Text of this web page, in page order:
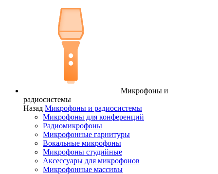
Микрофоны и
радиосистемы
Назад Микрофоны и радиосистемы
Микрофоны для конференций
Радиомикрофоны
Микрофонные гарнитуры
Вокальные микрофоны
Микрофоны студийные
Аксессуары для микрофонов
Микрофонные массивы